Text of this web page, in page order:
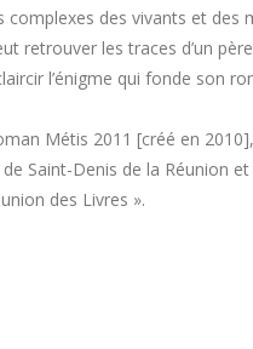
complexes des vivants et des
retrouver les traces d’un père
l’énigme qui fonde son
Métis 2011 [créé en
Saint-Denis de la Réunion et
des Livres ».